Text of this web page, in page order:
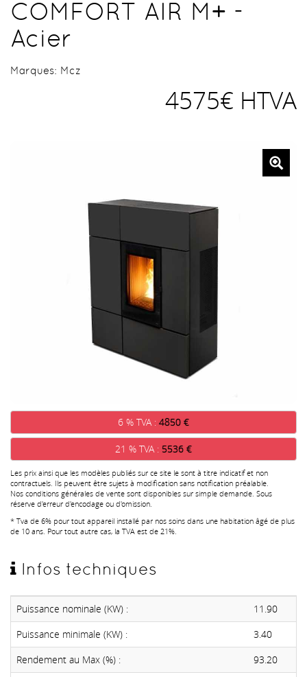
COMFORT AIR M+ -
Acier
Marques: Mcz
4575€ HTVA
6 % TVA : 4850 €
21 % TVA : 5536 €
Les prix ainsi que les modèles publiés sur ce site le sont à titre indicatif et non
contractuels. Ils peuvent être sujets à modification sans notification préalable.
Nos conditions générales de vente sont disponibles sur simple demande. Sous
réserve d'erreur d'encodage ou d'omission.
* Tva de 6% pour tout appareil installé par nos soins dans une habitation âgé de plus
de 10 ans. Pour tout autre cas, la TVA est de 21%.
Infos techniques
Puissance nominale (KW) :
11.90
Puissance minimale (KW) :
3.40
Rendement au Max (%) :
93.20